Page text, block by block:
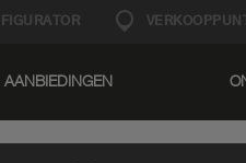
AANBIEDINGEN